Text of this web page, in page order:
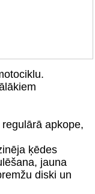
apkope,
ķēdes
jauna
diski un